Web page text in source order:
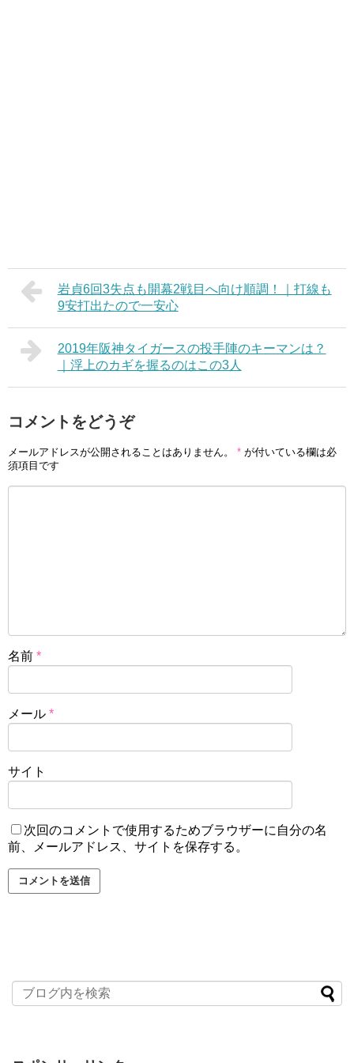
岩貞6回3失点も開幕2戦目へ向け順調！｜打線も
9安打出たので一安心
2019年阪神タイガースの投手陣のキーマンは？
｜浮上のカギを握るのはこの3人
コメントをどうぞ
メールアドレスが公開されることはありません。 * が付いている欄は必
須項目です
名前 *
メール *
サイト
次回のコメントで使用するためブラウザーに自分の名
前、メールアドレス、サイトを保存する。